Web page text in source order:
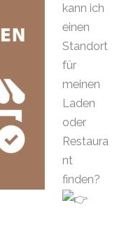
kann ich
einen
Standort
für
meinen
Laden
oder
Restaura
nt
finden?